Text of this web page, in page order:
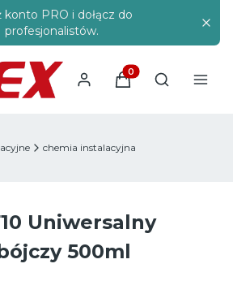
konto PRO i dołącz do
profesjonalistów.
Produkty w
Otwórz
chemia instalacyjna
Uniwersalny
500ml